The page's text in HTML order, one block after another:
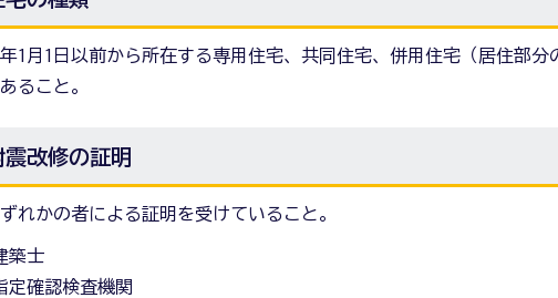
1月1日以前から所在する専用住宅、共同住宅、併用住宅（居住部分
ること。
震改修の証明
れかの者による証明を受けていること。
築士
定確認検査機関